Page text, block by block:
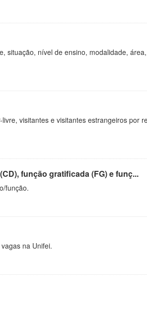
situação, nível de ensino, modalidade,
visitantes e visitantes estrangeiros por
função gratificada (FG) e funç...
função.
na Unifei.